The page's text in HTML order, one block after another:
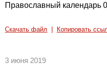
Православный календарь
Скачать файл Копировать
3 июня 2019